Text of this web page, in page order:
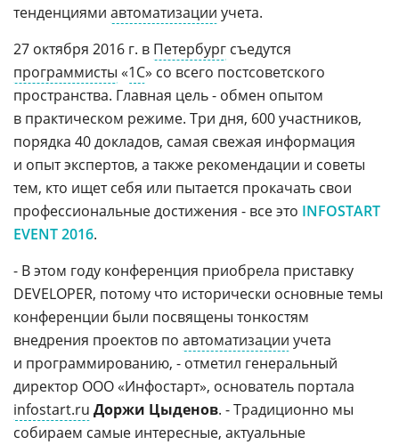
тенденциями автоматизации учета.
27 октября 2016 г. в Петербург съедутся
программисты «1С» со всего постсоветского
пространства. Главная цель - обмен опытом
в практическом режиме. Три дня, 600 участников,
порядка 40 докладов, самая свежая информация
и опыт экспертов, а также рекомендации и советы
тем, кто ищет себя или пытается прокачать свои
профессиональные достижения - все это INFOSTART
EVENT 2016.
- В этом году конференция приобрела приставку
DEVELOPER, потому что исторически основные темы
конференции были посвящены тонкостям
внедрения проектов по автоматизации учета
и программированию, - отметил генеральный
директор ООО «Инфостарт», основатель портала
infostart.ru Доржи Цыденов. - Традиционно мы
собираем самые интересные, актуальные